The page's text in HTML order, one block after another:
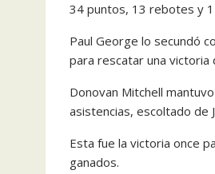
34 puntos, 13 rebotes y
Paul George lo secundó
para rescatar una
Donovan Mitchell
asistencias, escoltado de
Esta fue la victoria once
ganados.